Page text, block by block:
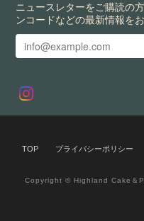
ニュースレターをご購読の
ンコードなどの最新情報を
TOP プライバシーポリシー
Copyright © Highland Cake＆